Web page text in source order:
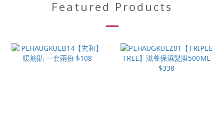
Featured Products